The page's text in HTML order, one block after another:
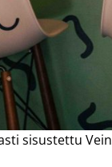
sisustettu